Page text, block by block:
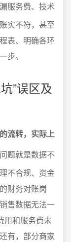
服务费、技术
实不符，甚至
表、明确各环
步。
”误区及
流转，实际上
题就是数据不
不合规、资金
财务对账岗
售数据无法一
用和服务费未
有，部分商家